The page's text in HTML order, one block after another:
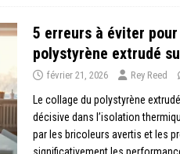
5 erreurs à éviter
polystyrène extrudé
février 21, 2026 Rey Reed
Le collage du polystyrène
décisive dans l’isolation
par les bricoleurs avertis et les